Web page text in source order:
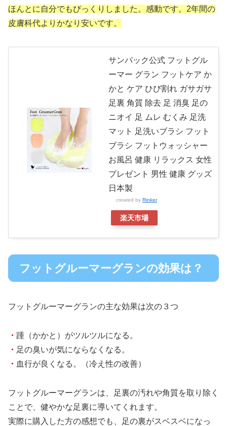
ほんとに自分でもびっくりしました。感動です。2年間の
皮膚科代よりかなり安いです。
サンパック公式 フットグル
ーマー グラン フットケア か
かと ケア ひび割れ ガサガサ
足裏 角質 除去 足 消臭 足の
ニオイ 足 ムレ むくみ 足洗
マット 足洗いブラシ フット
ブラシ フットウォッシャー
お風呂 健康 リラックス 女性
プレゼント 男性 健康 グッズ
日本製
created by Rinker
楽天市場
フットグルーマーグランの効果は？
フットグルーマーグランの主な効果は次の３つ
・ 踵（かかと）がツルツルになる。
・ 足の臭いが気にならなくなる。
・ 血行が良くなる。（冷え性の改善）
フットグルーマーグランは、足裏の汚れや角質を取り除く
ことで、健やかな足裏に導いてくれます。
実際に購入した方の感想でも、足の裏がスベスベになっ